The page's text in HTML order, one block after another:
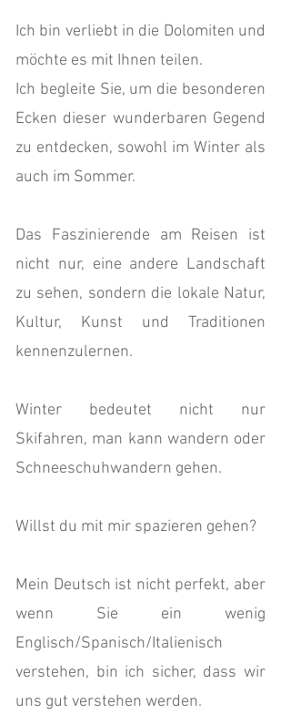
Ich bin verliebt in die Dolomiten und
möchte es mit Ihnen teilen.
Ich begleite Sie, um die besonderen
Ecken dieser wunderbaren Gegend
zu entdecken, sowohl im Winter als
auch im Sommer.
Das Faszinierende am Reisen ist
nicht nur, eine andere Landschaft
zu sehen, sondern die lokale Natur,
Kultur, Kunst und Traditionen
kennenzulernen.
​Winter bedeutet nicht nur
Skifahren, man kann wandern oder
Schneeschuhwandern gehen.
Willst du mit mir spazieren gehen?
Mein Deutsch ist nicht perfekt, aber
wenn Sie ein wenig
Englisch/Spanisch/Italienisch
verstehen, bin ich sicher, dass wir
uns gut verstehen werden.